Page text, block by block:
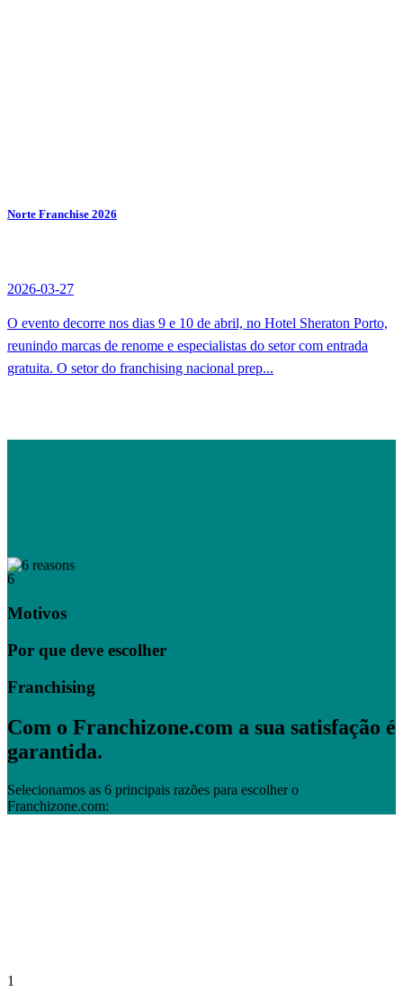
Norte Franchise 2026
2026-03-27
O evento decorre nos dias 9 e 10 de abril, no Hotel Sheraton Porto,
reunindo marcas de renome e especialistas do setor com entrada
gratuita. O setor do franchising nacional prep...
6
Motivos
Por que deve escolher
Franchising
Com o Franchizone.com a sua satisfação é
garantida.
Selecionamos as 6 principais razões para escolher o
Franchizone.com:
1